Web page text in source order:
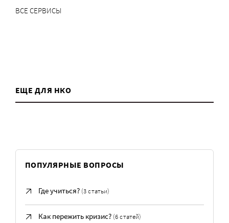
ВСЕ СЕРВИСЫ
ЕЩЕ ДЛЯ НКО
ПОПУЛЯРНЫЕ ВОПРОСЫ
Где учиться? (3 статьи)
Как пережить кризис? (6 статей)